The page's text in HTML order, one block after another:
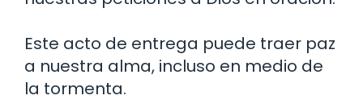
Este acto de entrega puede traer paz
a nuestra alma, incluso en medio de
la tormenta.